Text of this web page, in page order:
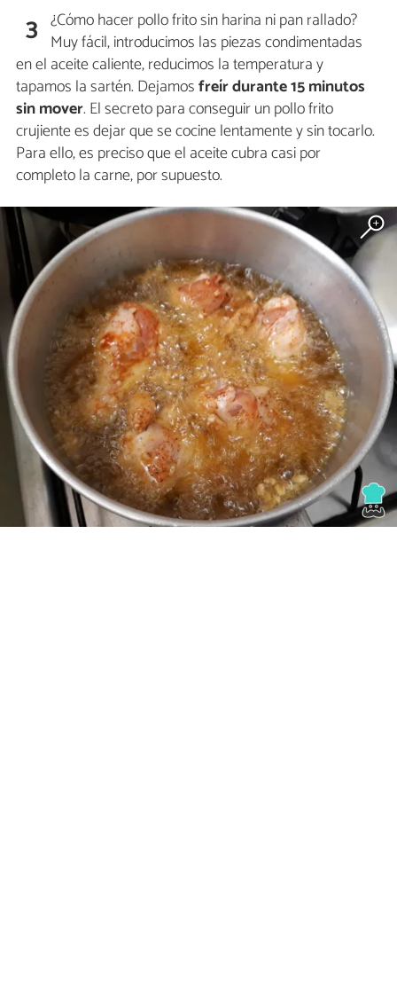
3 ¿Cómo hacer pollo frito sin harina ni pan rallado?
Muy fácil, introducimos las piezas condimentadas
en el aceite caliente, reducimos la temperatura y
tapamos la sartén. Dejamosfreír durante 15 minutos
sin mover. El secreto para conseguir un pollo frito
crujiente es dejar que se cocine lentamente y sin tocarlo.
Para ello, es preciso que el aceite cubra casi por
completo la carne, por supuesto.